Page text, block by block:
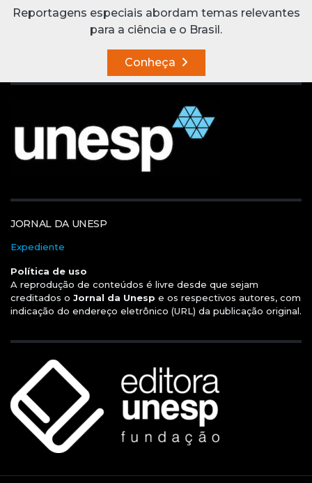
Reportagens especiais abordam temas relevantes
para a ciência e o Brasil.
Conheça
JORNAL DA UNESP
Expediente
Política de uso
A reprodução de conteúdos é livre desde que sejam
creditados o Jornal da Unesp e os respectivos autores, com
indicação do endereço eletrônico (URL) da publicação original.